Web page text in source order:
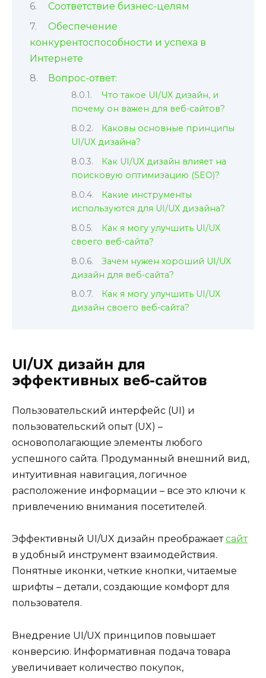
Соответствие бизнес-целям
Обеспечение
конкурентоспособности и успеха в
Интернете
Вопрос-ответ:
Что такое UI/UX дизайн, и
почему он важен для веб-сайтов?
Каковы основные принципы
UI/UX дизайна?
Как UI/UX дизайн влияет на
поисковую оптимизацию (SEO)?
Какие инструменты
используются для UI/UX дизайна?
Как я могу улучшить UI/UX
своего веб-сайта?
Зачем нужен хороший UI/UX
дизайн для веб-сайта?
Как я могу улучшить UI/UX
дизайн своего веб-сайта?
UI/UX дизайн для
эффективных веб-сайтов
Пользовательский интерфейс (UI) и
пользовательский опыт (UX) –
основополагающие элементы любого
успешного сайта. Продуманный внешний вид,
интуитивная навигация, логичное
расположение информации – все это ключи к
привлечению внимания посетителей.
Эффективный UI/UX дизайн преображаетсайт
в удобный инструмент взаимодействия.
Понятные иконки, четкие кнопки, читаемые
шрифты – детали, создающие комфорт для
пользователя.
Внедрение UI/UX принципов повышает
конверсию. Информативная подача товара
увеличивает количество покупок,